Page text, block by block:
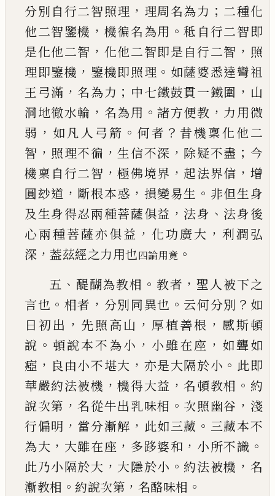
分別自行二智照理 ， 理周名為力 ； 二種化
他二智鑒機 ， 機徧名為用 。秪自行二智即
是化他二智 ， 化他二智即是自行二智 ， 照
理即鑒機 ， 鑒機即照理 。 如薩婆悉達彎祖
王弓滿 ，名為力 ； 中七鐵鼓貫一鐵圍 ， 山
洞地徹水輪 ， 名為用 。諸方便教 ， 力用微
弱 ， 如凡人弓箭 。 何者 ？ 昔機稟化他二
智 ， 照理不徧 ，生信不深 ， 除疑不盡 ； 今
機稟自行二智 ，極佛境界 ， 起法界信 ， 增
圓玅道 ， 斷根本惑 ， 損變易生 。 非但生身
及生身得忍兩種菩薩俱益 ， 法身 、 法身後
心兩種菩薩亦俱益 ， 化功廣大 ， 利潤弘
深 ， 葢茲經之力用也四論用竟 。
五 、 醍醐為教相 。 教者 ，聖人被下之
言也 。 相者 ， 分別同異也 。 云何分別 ？ 如
日初出 ， 先照高山 ， 厚植善根 ， 感斯頓
說 。 頓說本不為小 ， 小雖在座 ， 如聾如
瘂 ， 良 由小不堪大 ， 亦是大隔於小 。 此即
華嚴約法被機 ，機得大益 ，名頓教相 。 約
說次第 ，名從牛出乳味相 。 次照幽谷 ， 淺
行偏明 ， 當分漸解 ， 此如三藏 。 三藏本不
為大 ， 大雖在座 ， 多跢婆和 ， 小所不識 。
此乃小隔於大 ， 大隱於小 。 約法被機 ， 名
漸教相 。 約說次第 ， 名酪味相 。